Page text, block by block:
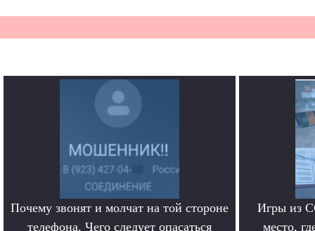
Почему звонят и молчат на той стороне
телефона. Чего следует опасаться
Игры из
место,